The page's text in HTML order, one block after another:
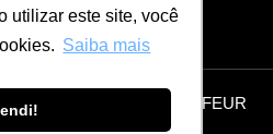
utilizar este site, você
Saiba mais
| WERNER COIFFEUR